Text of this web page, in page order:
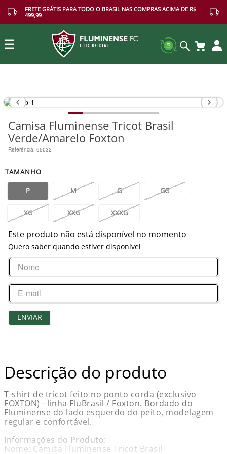
FRETE GRÁTIS PARA TODO O BRASIL NAS COMPRAS ACIMA DE R$
499,99
☰
Camisa Fluminense Tricot Brasil
Verde/Amarelo Foxton
Referência: 65032
TAMANHO
P M G GG
XG XXG XXXG
Este produto não está disponível no momento
Quero saber quando estiver disponível
ENVIAR
Descrição do produto
T-shirt de tricot feito no ponto corda (exclusivo
FOXTON) - linha FluBrasil / Foxton. Bordado do
Fluminense do lado esquerdo do peito, modelagem
regular e confortável.
Informações do Produto:
Nome: Camisa Fluminense Tricot Brasil